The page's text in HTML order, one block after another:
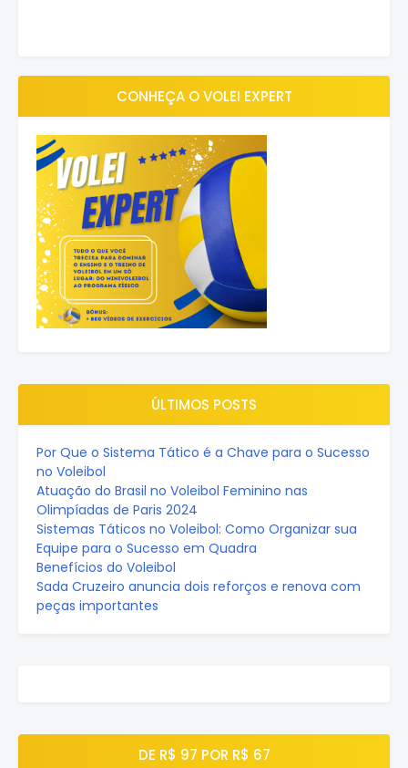
CONHEÇA O VOLEI EXPERT
ÚLTIMOS POSTS
Por Que o Sistema Tático é a Chave para o Sucesso
no Voleibol
Atuação do Brasil no Voleibol Feminino nas
Olimpíadas de Paris 2024
Sistemas Táticos no Voleibol: Como Organizar sua
Equipe para o Sucesso em Quadra
Benefícios do Voleibol
Sada Cruzeiro anuncia dois reforços e renova com
peças importantes
DE R$ 97 POR R$ 67